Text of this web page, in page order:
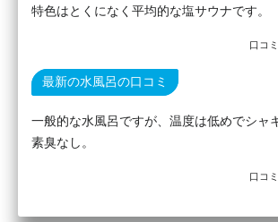
特色はとくになく平均的な塩サウナです。
口コ
最新の水風呂の口コミ
一般的な水風呂ですが、温度は低めでシャ
素臭なし。
口コ